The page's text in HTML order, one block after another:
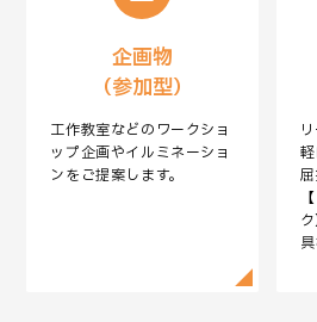
企画物
（参加型）
工作教室などのワークショ
ップ企画やイルミネーショ
ンをご提案します。